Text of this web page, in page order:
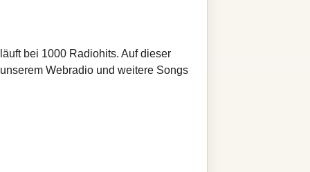
bei 1000 Radiohits. Auf dieser
Webradio und weitere Songs